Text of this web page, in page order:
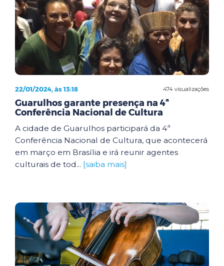
474 visualizações
22/01/2024, às 13:18
Guarulhos garante presença na 4ª
Conferência Nacional de Cultura
A cidade de Guarulhos participará da 4ª
Conferência Nacional de Cultura, que acontecerá
em março em Brasília e irá reunir agentes
culturais de tod... [saiba mais]